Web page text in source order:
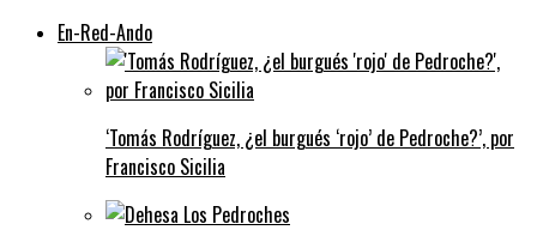
En-Red-Ando
‘Tomás Rodríguez, ¿el burgués ‘rojo’ de Pedroche?’, por
Francisco Sicilia